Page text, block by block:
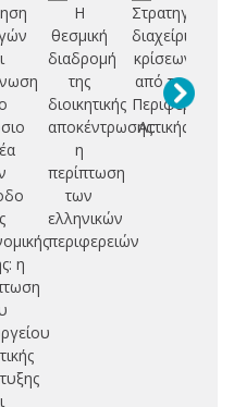
η
Η
θεσμική
διαδρομή
της
διοικητικής
αποκέντρωσης:
η
περίπτωση
των
ελληνικών
περιφερειών
Στρατηγική
διαχείρισης
κρίσεων
από την
Περιφέρεια
Αττικής